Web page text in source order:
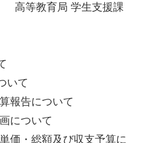
学生支援課
いて
報告について
について
価・総額及び収支予算に